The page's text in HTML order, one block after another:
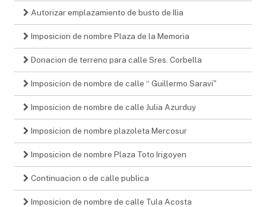
Autorizar emplazamiento de busto de Ilia
Imposicion de nombre Plaza de la Memoria
Donacion de terreno para calle Sres. Corbella
Imposicion de nombre de calle “ Guillermo Saravi"
Imposicion de nombre de calle Julia Azurduy
Imposicion de nombre plazoleta Mercosur
Imposicion de nombre Plaza Toto Irigoyen
Continuacion o de calle publica
Imposicion de nombre de calle Tula Acosta